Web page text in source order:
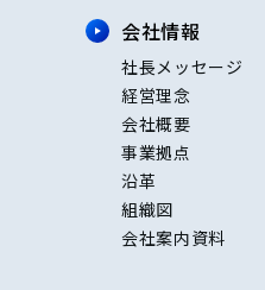
会社情報
社長メッセージ
経営理念
会社概要
事業拠点
沿革
組織図
会社案内資料